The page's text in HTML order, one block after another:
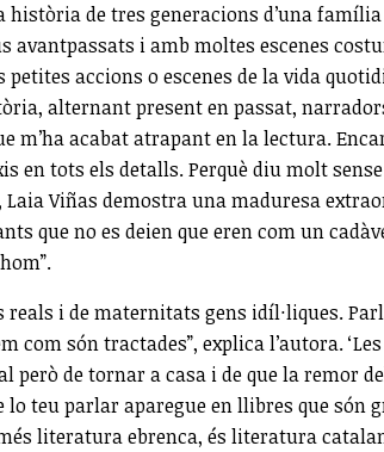
de tres generacions d’una família
avantpassats i amb moltes escenes
accions o escenes de la vida
alternant present en passat,
acabat atrapant en la lectura.
en tots els detalls. Perquè diu molt
Laia Viñas demostra una maduresa
que no es deien que eren com un
reals i de maternitats gens idíl·liques.
com són tractades”, explica l’autora.
però de tornar a casa i de que la remor
lo teu parlar aparegue en llibres que
literatura ebrenca, és literatura